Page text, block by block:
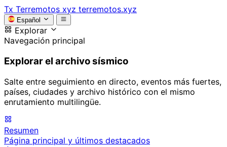
Tx Terremotos xyz terremotos.xyz
Español
Explorar
Navegación principal
Explorar el archivo sísmico
Salte entre seguimiento en directo, eventos más fuertes,
países, ciudades y archivo histórico con el mismo
enrutamiento multilingüe.
Resumen
Página principal y últimos destacados